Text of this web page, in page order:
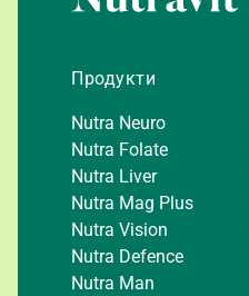
Продукти
Nutra Neuro
Nutra Folate
Nutra Liver
Nutra Mag Plus
Nutra Vision
Nutra Defence
Nutra Man